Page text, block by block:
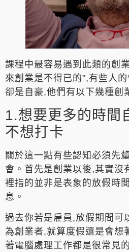
課程中最容易遇到此類的創
來創業是不得已的”,有些人
卻是自豪,他們有以下幾種創
1.想要更多的時間
不想打卡
關於這一點有些認知必須先
會。首先是創業以後,其實沒
裡指的並非是表象的放假時
息。
過去你若是雇員,放假期間可
為創業者,就算度假還是會想
著電腦處理工作都是很常見